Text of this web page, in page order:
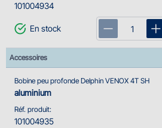
101004934
En stock
Accessoires
Réf. produit:
101004935
Bobine peu profonde Delphin VENOX 4T SH
aluminium